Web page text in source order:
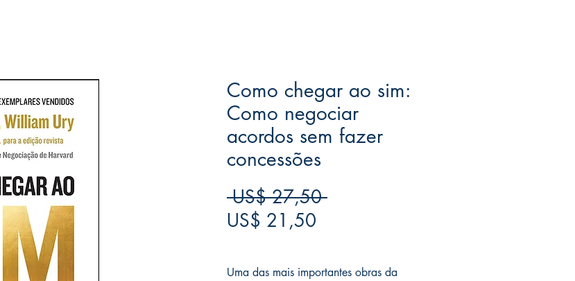
Como chegar ao sim:
Como negociar
acordos sem fazer
concessões
US$ 27,50 Preço
US$ 21,50
Uma das mais importantes obras da